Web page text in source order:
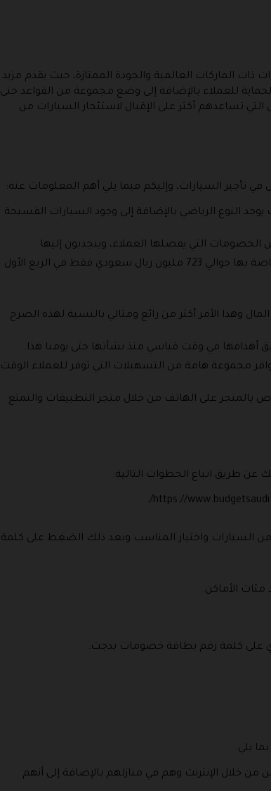
ذات الماركات العالمية والجودة الممتازة، حيث يقدم مزيد
للعملاء بالإضافة إلى وضع مجموعة من القواعد حتى
تساعدهم أكثر على الإقبال لاستئجار السيارات من
السيارات، وإليكم فيما يلي أهم المعلومات عنه:
النوع الرياضي بالإضافة إلى وجود السيارات الفسيحة
التي يفضلها العملاء، وينجذبون إليها.
وتعتبر شركة بدجت من أنجح الشركات التي تعمل في هذا المجال، حيث بلغت نسبة الأرباح الخاصة بها حوالي 723 مليون ريال سعودي فقط في الربع الأول
التي حققته الشركة في عام 2020 حوالي 5٪ من قيمة رأس المال وهذا الأمر أكثر من رائع ومثالي بالنسبة لهذه الصرح
أهدافها في وقت قياسي منذ نشأتها حتى يومنا هذا.
مجموعة هامة من التسهيلات التي توفر للعملاء الوقت
على الهاتف من خلال متجر التطبيقات والتمتع
طريق اتباع الخطوات التالية:
من السيارات واختيار المناسب وبعد ذلك الضغط على كلمة
مئات الأماكن.
على كلمة رقم بطاقة خصومات بدجت.
يلي:
خلال الإنترنت وهم في منازلهم بالإضافة إلى أنهم